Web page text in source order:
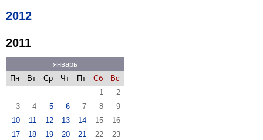
2012
2011
январь
Пн
Вт Ср Чт Пт Сб
Вс
1
2
3
4 5 6 7 8
9
10
11 12 13 14 15
16
17
18 19 20 21 22
23